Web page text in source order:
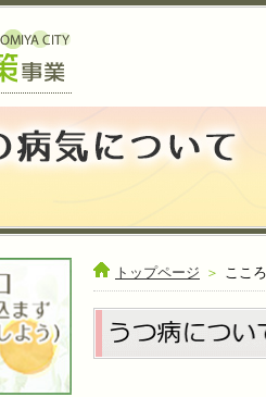
トップページ ＞ ここ